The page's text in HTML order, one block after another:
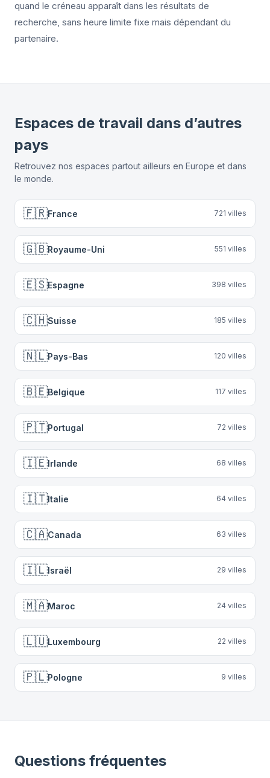
quand le créneau apparaît dans les résultats de
recherche, sans heure limite fixe mais dépendant du
partenaire.
Espaces de travail dans d’autres
pays
Retrouvez nos espaces partout ailleurs en Europe et dans
le monde.
🇫🇷France 721 villes
🇬🇧Royaume-Uni 551 villes
🇪🇸Espagne 398 villes
🇨🇭Suisse 185 villes
🇳🇱Pays-Bas 120 villes
🇧🇪Belgique 117 villes
🇵🇹Portugal 72 villes
🇮🇪Irlande 68 villes
🇮🇹Italie 64 villes
🇨🇦Canada 63 villes
🇮🇱Israël 29 villes
🇲🇦Maroc 24 villes
🇱🇺Luxembourg 22 villes
🇵🇱Pologne 9 villes
Questions fréquentes